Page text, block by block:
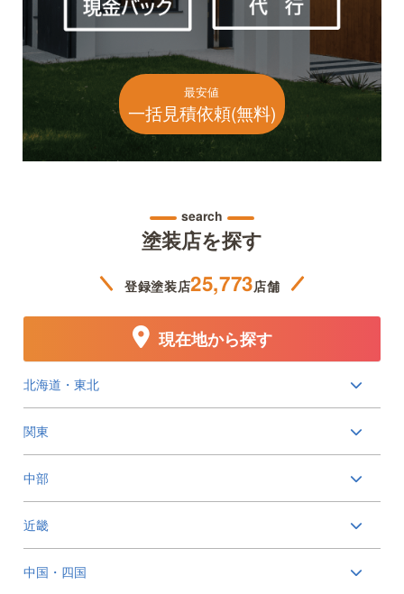
最安値
一括見積依頼(無料)
search
塗装店を探す
登録塗装店25,773店舗
北海道・東北
関東
中部
近畿
中国・四国
現在地から探す